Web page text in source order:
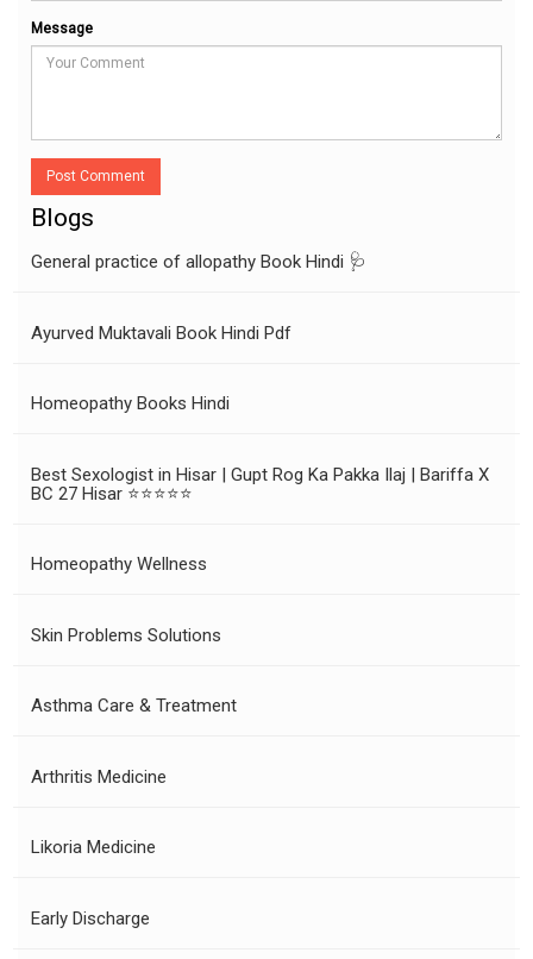
Message
Post Comment
Blogs
General practice of allopathy Book Hindi 🩺
Ayurved Muktavali Book Hindi Pdf
Homeopathy Books Hindi
Best Sexologist in Hisar | Gupt Rog Ka Pakka Ilaj | Bariffa X
BC 27 Hisar ⭐⭐⭐⭐⭐
Homeopathy Wellness
Skin Problems Solutions
Asthma Care & Treatment
Arthritis Medicine
Likoria Medicine
Early Discharge